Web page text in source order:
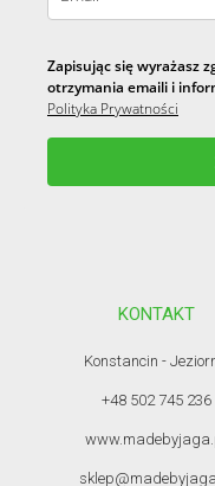
Zapisując się wyrażasz
otrzymania emaili i
Polityka Prywatności
KONTAKT
Konstancin -
+48 502 745 236